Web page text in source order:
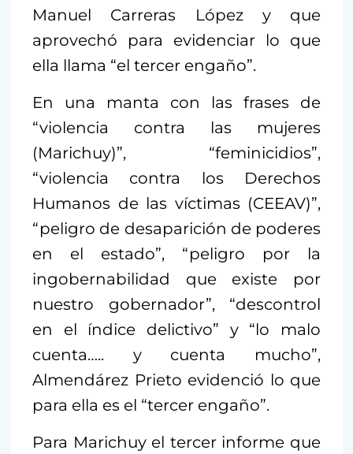
Manuel Carreras López y que
aprovechó para evidenciar lo que
ella llama “el tercer engaño”.
En una manta con las frases de
“violencia contra las mujeres
(Marichuy)”, “feminicidios”,
“violencia contra los Derechos
Humanos de las víctimas (CEEAV)”,
“peligro de desaparición de poderes
en el estado”, “peligro por la
ingobernabilidad que existe por
nuestro gobernador”, “descontrol
en el índice delictivo” y “lo malo
cuenta….. y cuenta mucho”,
Almendárez Prieto evidenció lo que
para ella es el “tercer engaño”.
Para Marichuy el tercer informe que